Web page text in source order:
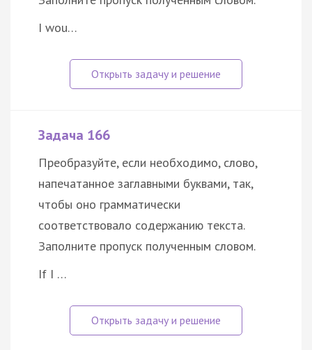
I wou…
Задача 166
Преобразуйте, если необходимо, слово,
напечатанное заглавными буквами, так,
чтобы оно грамматически
соответствовало содержанию текста.
Заполните пропуск полученным словом.
If I …